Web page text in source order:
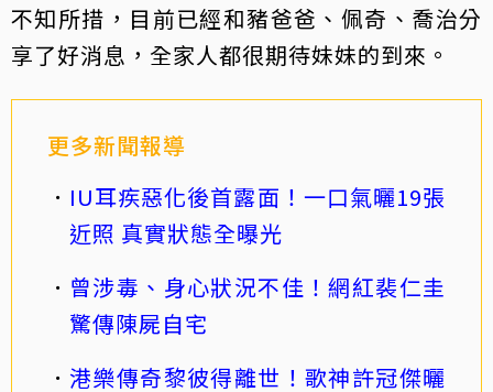
不知所措，目前已經和豬爸爸、佩奇、喬治分
享了好消息，全家人都很期待妹妹的到來。
更多新聞報導
IU耳疾惡化後首露面！一口氣曬19張
近照 真實狀態全曝光
曾涉毒、身心狀況不佳！網紅裴仁圭
驚傳陳屍自宅
港樂傳奇黎彼得離世！歌神許冠傑曬